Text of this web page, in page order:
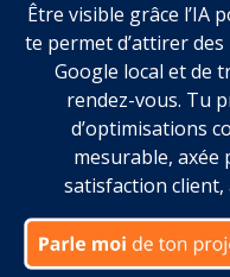
Être visible grâce l’IA
te permet d’attirer
Google local et de
rendez-vous. Tu
d’optimisations
mesurable,
satisfaction client,